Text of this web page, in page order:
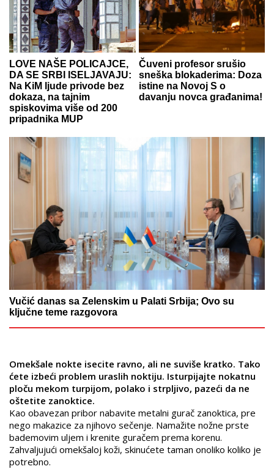
LOVE NAŠE POLICAJCE,
DA SE SRBI ISELJAVAJU:
Na KiM ljude privode bez
dokaza, na tajnim
spiskovima više od 200
pripadnika MUP
Čuveni profesor srušio
sneška blokaderima: Doza
istine na Novoj S o
davanju novca građanima!
Vučić danas sa Zelenskim u Palati Srbija; Ovo su
ključne teme razgovora
Omekšale nokte isecite ravno, ali ne suviše kratko. Tako
ćete izbeći problem uraslih noktiju. Isturpijajte nokatnu
ploču mekom turpijom, polako i strpljivo, pazeći da ne
oštetite zanoktice.
Kao obavezan pribor nabavite metalni gurač zanoktica, pre
nego makazice za njihovo sečenje. Namažite nožne prste
bademovim uljem i krenite guračem prema korenu.
Zahvaljujući omekšaloj koži, skinućete taman onoliko koliko je
potrebno.